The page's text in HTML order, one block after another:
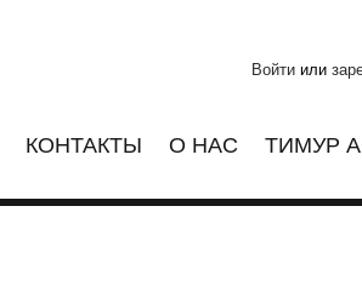
Войти или
КОНТАКТЫ О НАС ТИМУР